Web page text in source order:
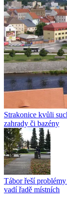
Strakonice kvůli
zahrady či bazény
Tábor řeší
vadí řadě místních